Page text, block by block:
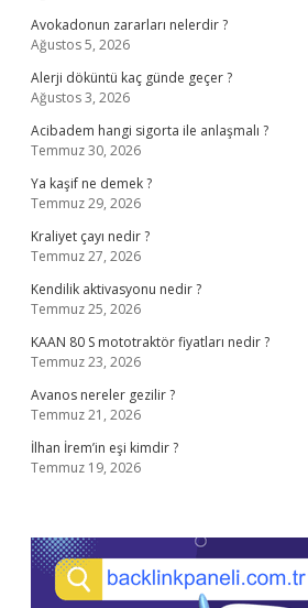
Avokadonun zararları nelerdir ?
Ağustos 5, 2026
Alerji döküntü kaç günde geçer ?
Ağustos 3, 2026
Acibadem hangi sigorta ile anlaşmalı ?
Temmuz 30, 2026
Ya kaşif ne demek ?
Temmuz 29, 2026
Kraliyet çayı nedir ?
Temmuz 27, 2026
Kendilik aktivasyonu nedir ?
Temmuz 25, 2026
KAAN 80 S mototraktör fiyatları nedir ?
Temmuz 23, 2026
Avanos nereler gezilir ?
Temmuz 21, 2026
İlhan İrem’in eşi kimdir ?
Temmuz 19, 2026